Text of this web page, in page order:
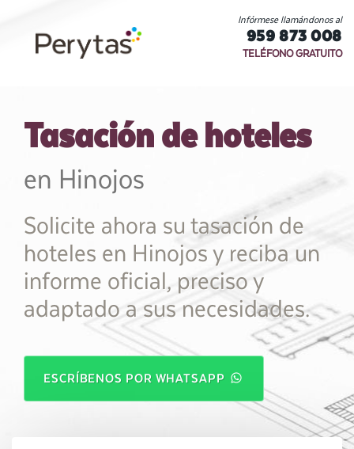
Infórmese llamándonos al
959 873 008
TELÉFONO GRATUITO
Tasación de hoteles
en Hinojos
Solicite ahora su tasación de
hoteles en Hinojos y reciba un
informe oficial, preciso y
adaptado a sus necesidades.
ESCRÍBENOS POR WHATSAPP